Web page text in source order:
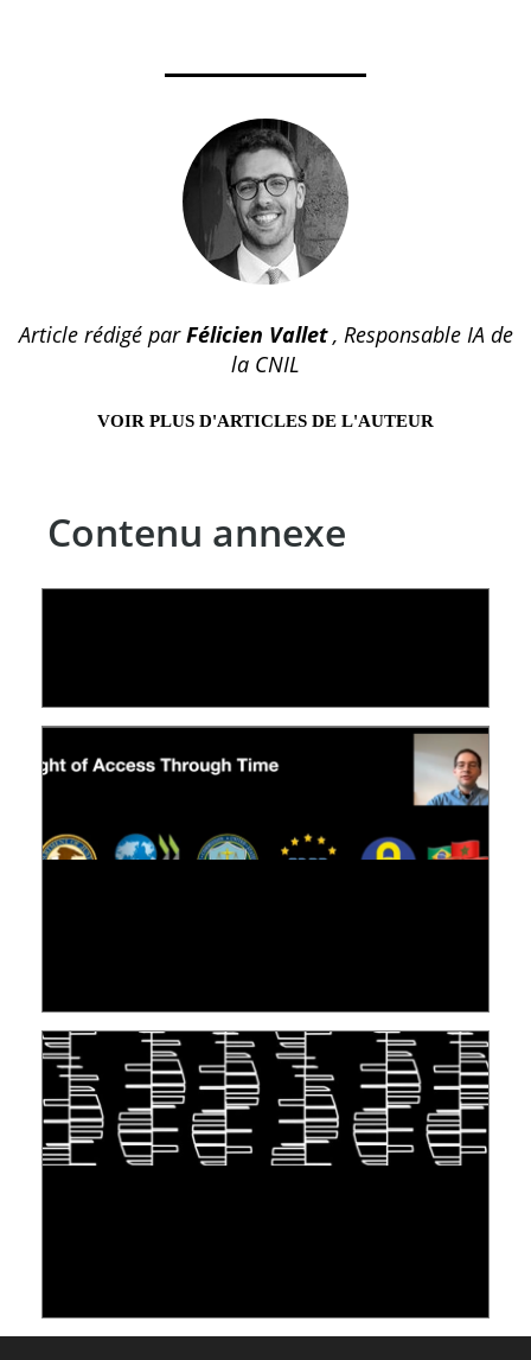
Article rédigé parFélicien Vallet, Responsable IA de
la CNIL
VOIR PLUS D'ARTICLES DE L'AUTEUR
Contenu annexe